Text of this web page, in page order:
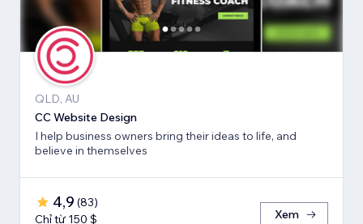
QLD, AU
CC Website Design
I help business owners bring their ideas to life, and
believe in themselves
4,9 (83)
Chỉ từ 150 $
Xem